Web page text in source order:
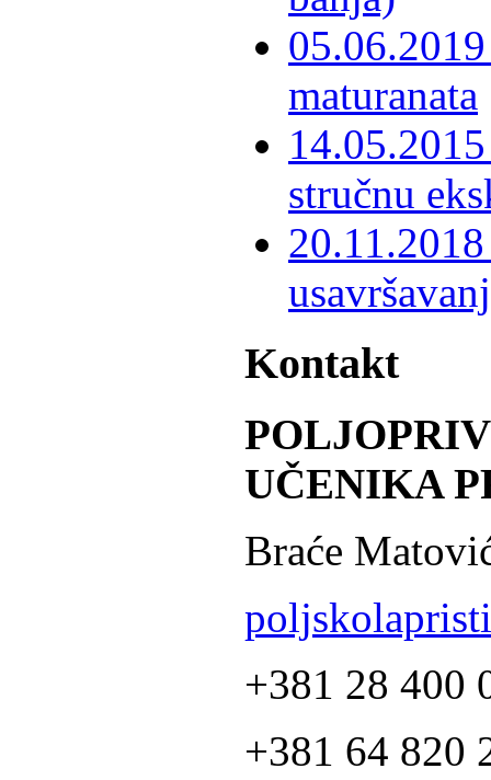
maturanata
stručnu
Kontakt
UČENIKA
Braće
+381 28 400
+381 64 820